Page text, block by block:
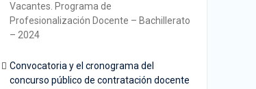
Vacantes. Programa de
Profesionalización Docente – Bachillerato
– 2024
Convocatoria y el cronograma del
concurso público de contratación docente